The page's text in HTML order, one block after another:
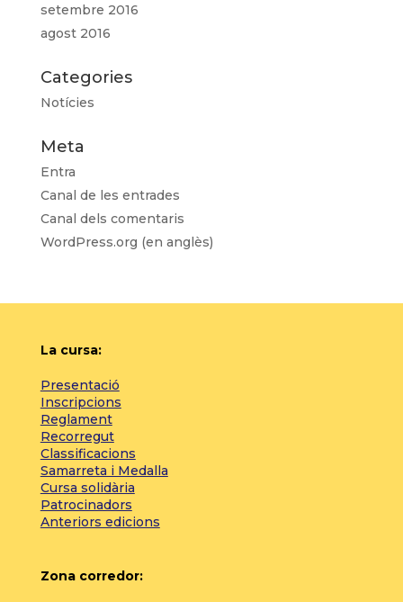
setembre 2016
agost 2016
Categories
Notícies
Meta
Entra
Canal de les entrades
Canal dels comentaris
WordPress.org (en anglès)
La cursa:
Presentació
Inscripcions
Reglament
Recorregut
Classificacions
Samarreta i Medalla
Cursa solidària
Patrocinadors
Anteriors edicions
Zona corredor: